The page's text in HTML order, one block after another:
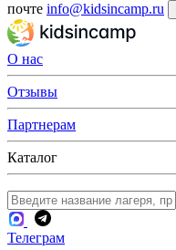
почте info@kidsincamp.ru
О нас
Отзывы
Партнерам
Каталог
Телеграм